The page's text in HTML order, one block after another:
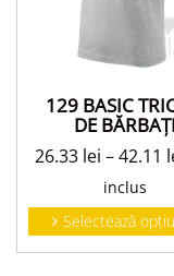
129 BASIC
DE BĂRBAŢI
26.33 lei –42.11
inclus
Selectează